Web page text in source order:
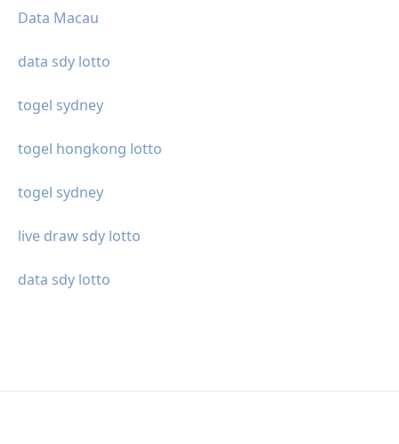
Data Macau
data sdy lotto
togel sydney
togel hongkong lotto
togel sydney
live draw sdy lotto
data sdy lotto